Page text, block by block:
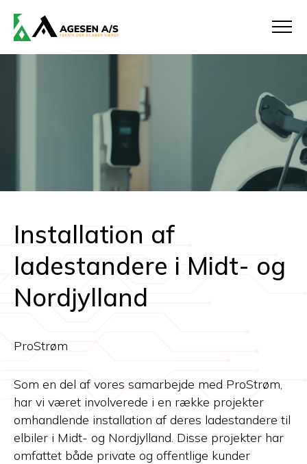
Installation af
ladestandere i Midt- og
Nordjylland
ProStrøm
Som en del af vores samarbejde med ProStrøm,
har vi været involverede i en række projekter
omhandlende installation af deres ladestandere til
elbiler i Midt- og Nordjylland. Disse projekter har
omfattet både private og offentlige kunder